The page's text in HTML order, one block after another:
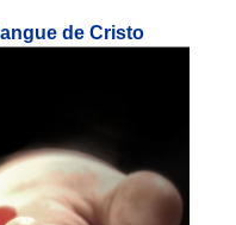
de Cristo